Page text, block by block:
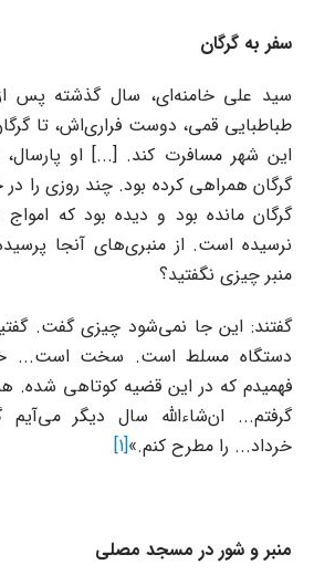
سفر به گرگان
سید علی خامنه‌ای، سال گذشته پس
طباطبایی قمی، دوست فراری‌اش، تا
این شهر مسافرت کند. [...] او پارسال،
گرگان همراهی کرده بود. چند روزی را در
نرسیده است. از منبری‌های آنجا
منبر چیزی نگفتید؟
گفتند: این جا نمی‌شود چیزی گفت.
دستگاه مسلط است. سخت است...
فهمیدم که در این قضیه کوتاهی شده.
خرداد... را مطرح کنم.»[1]
منبر و شور در مسجد مصلی